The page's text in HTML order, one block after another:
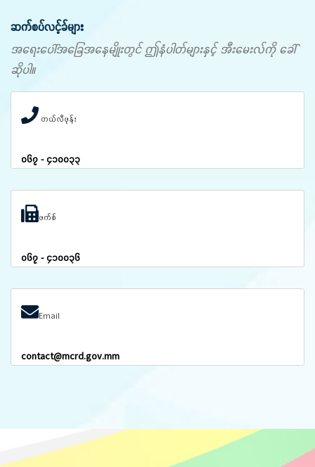
ဆက်စပ်လင့်ခ်များ
အရေးပေါ်အခြေအနေမျိုးတွင် ဤနံပါတ်များနှင့် အီးမေးလ်ကို ခေါ်
ဆိုပါ။
တယ်လီဖုန်း
၀၆၇ - ၄၁၀၀၃၃
ဖက်စ်
၀၆၇ - ၄၁၀၀၃၆
Email
contact@mcrd.gov.mm